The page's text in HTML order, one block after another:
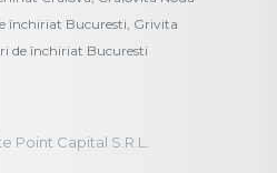
închiriat Bucuresti, Grivita
de închiriat Bucuresti
Point Capital S.R.L.